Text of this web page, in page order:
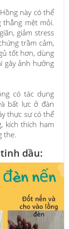
này có thể
thẳng mệt mỏi.
giảm stress
trầm cảm,
tốt hơn, dùng
gây ảnh hưởng
có tác dụng
bất lực ở đàn
thực sự có thể
kích thích ham
the.
dầu: